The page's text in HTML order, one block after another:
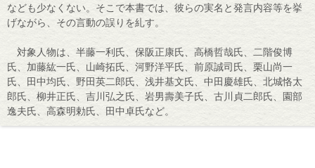
なども少なくない。そこで本書では、彼らの実名と発言内容等を挙
げながら、その言動の誤りを糺す。
対象人物は、半藤一利氏、保阪正康氏、高橋哲哉氏、二階俊博
氏、加藤紘一氏、山崎拓氏、河野洋平氏、前原誠司氏、栗山尚一
氏、田中均氏、野田英二郎氏、浅井基文氏、中田慶雄氏、北城恪太
郎氏、柳井正氏、吉川弘之氏、岩男壽美子氏、古川貞二郎氏、園部
逸夫氏、高森明勅氏、田中卓氏など。